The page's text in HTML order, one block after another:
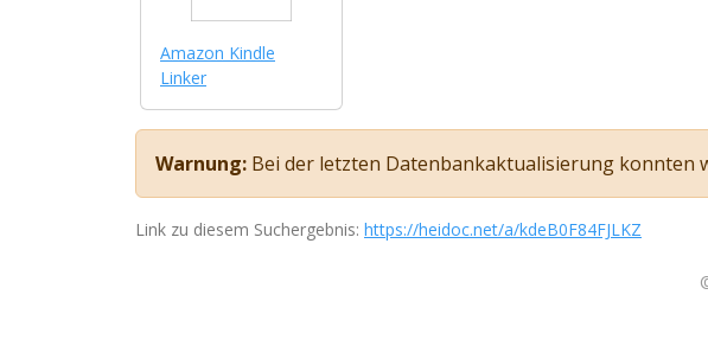
Amazon Kindle
Linker
Warnung: Bei der letzten Datenbankaktualisierung konnten
Link zu diesem Suchergebnis: https://heidoc.net/a/kdeB0F84FJLKZ